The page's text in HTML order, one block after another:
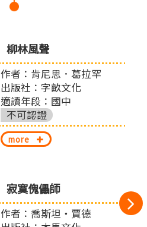
柳林風聲
作者：肯尼思．葛拉罕
出版社：字畝文化
適讀年段：國中
不可認證
more
寂寞傀儡師
作者：喬斯坦‧賈德